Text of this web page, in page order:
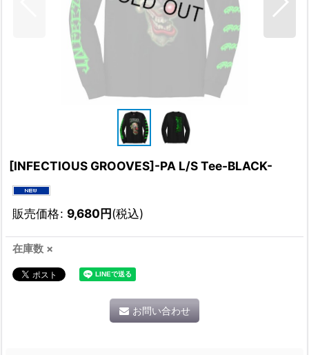
[INFECTIOUS GROOVES]-PA L/S Tee-BLACK-
販売価格: 9,680円(税込)
在庫数 ×
お問い合わせ